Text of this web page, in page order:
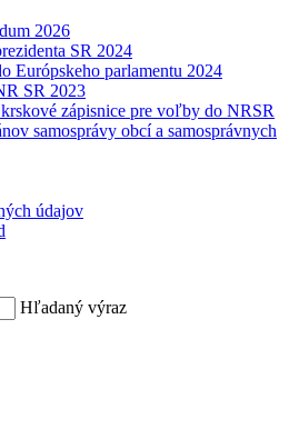
2026
SR 2024
Európskeho parlamentu 2024
SR 2023
zápisnice pre voľby do NRSR
samosprávy obcí a samosprávnych
údajov
Hľadaný výraz